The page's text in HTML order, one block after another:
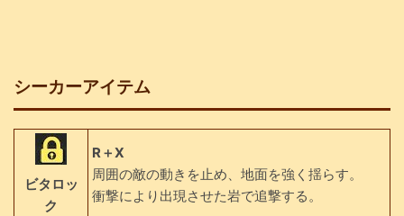
シーカーアイテム
ビタロッ
ク
R＋X
周囲の敵の動きを止め、地面を強く揺らす。
衝撃により出現させた岩で追撃する。